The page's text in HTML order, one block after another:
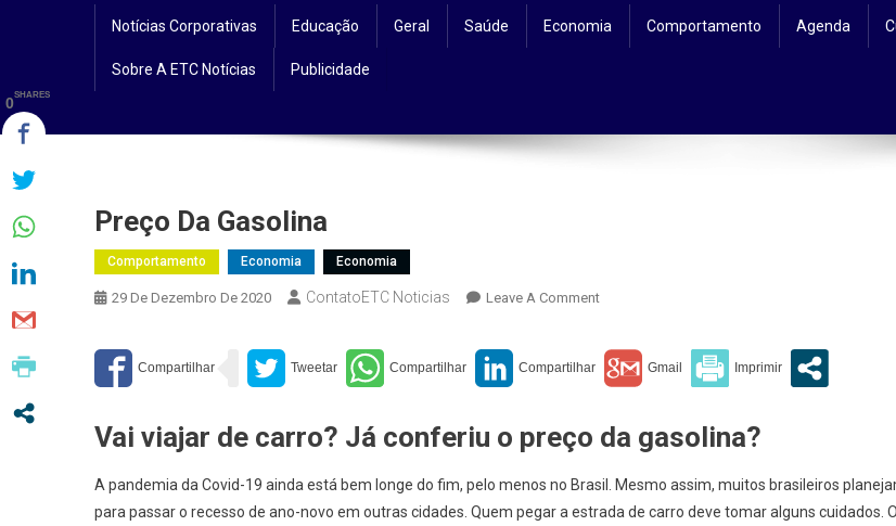
Notícias Corporativas Educação Geral Saúde Economia Comportamento Agenda
Sobre A ETC Notícias Publicidade
Preço Da Gasolina
Comportamento Economia Economia
29 De Dezembro De 2020 ContatoETC Noticias Leave A CommentOn
Da
Gasolina
Vai viajar de carro? Já conferiu o preço da gasolina?
A pandemia da Covid-19 ainda está bem longe do fim, pelo menos no Brasil. Mesmo assim, muitos brasileiros
para passar o recesso de ano-novo em outras cidades. Quem pegar a estrada de carro deve tomar alguns cuidados.
0SHARES